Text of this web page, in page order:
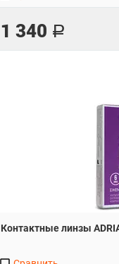
1 340 Р
Контактные линзы